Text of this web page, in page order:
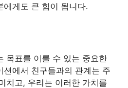
에게도 큰 힘이 됩니다.
목표를 이룰 수 있는 중요한
션에서 친구들과의 관계는 주
치고, 우리는 이러한 가치를